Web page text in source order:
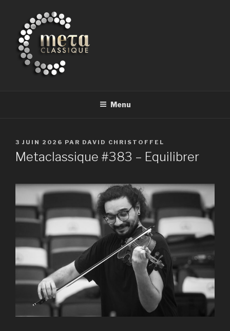
contenu
principal
Menu
PUBLIÉ
LE
3 JUIN 2026 PAR DAVID CHRISTOFFEL
Metaclassique #383 – Equilibrer